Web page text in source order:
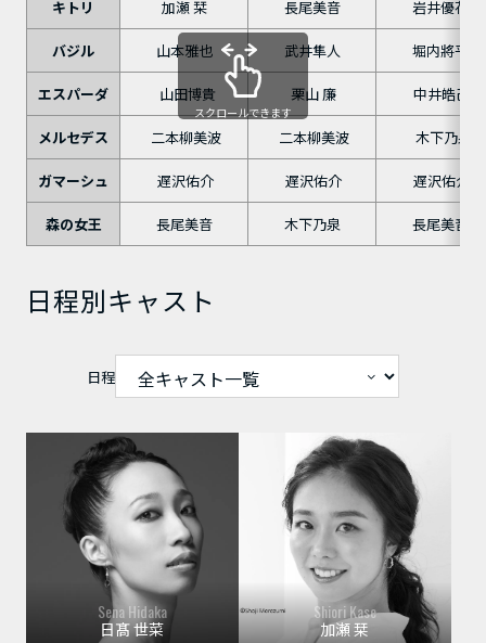
キトリ 加瀬 栞 長尾美音 岩井優花
バジル 山本雅也 武井隼人 堀内將平
エスパーダ 山田博貴 栗山 廉 中井皓己
メルセデス 二本柳美波 二本柳美波 木下乃泉
ガマーシュ 遅沢佑介 遅沢佑介 遅沢佑介
森の女王 長尾美音 木下乃泉 長尾美音
スクロールできます
日程別キャスト
日程
Sena Hidaka
日髙 世菜
Shiori Kase
加瀬 栞